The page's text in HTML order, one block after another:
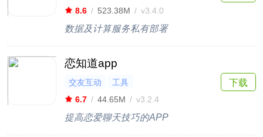
8.6 / 523.38M / v3.4.0
数据及计算服务私有部署
恋知道app
交友互动
工具
6.7 / 44.65M / v3.2.4
提高恋爱聊天技巧的APP
下载